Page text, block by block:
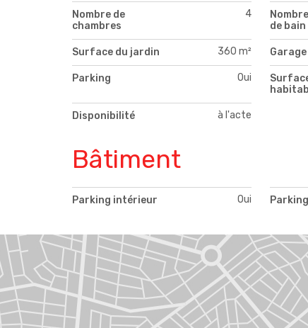
Nombre de
chambres
4
de bain
Surface du jardin 360 m² Garage
Parking Oui
Disponibilité à l'acte
Bâtiment
Parking intérieur Oui